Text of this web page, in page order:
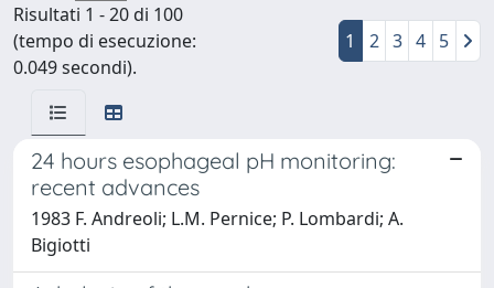
Risultati 1 - 20 di 100
(tempo di esecuzione:
0.049 secondi).
1 2 3 4 5
24 hours esophageal pH monitoring:
recent advances
1983 F. Andreoli; L.M. Pernice; P. Lombardi; A.
Bigiotti